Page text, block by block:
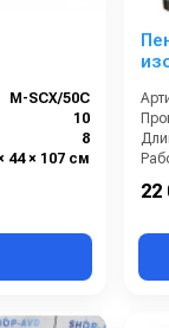
М-SCX/50C
10
8
44 × 107 см
22